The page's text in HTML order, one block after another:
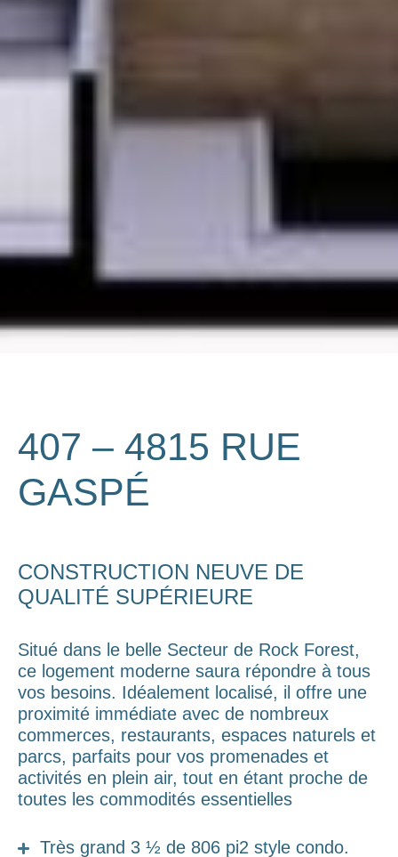
407 – 4815 RUE
GASPÉ
CONSTRUCTION NEUVE DE
QUALITÉ SUPÉRIEURE
Situé dans le belle Secteur de Rock Forest,
ce logement moderne saura répondre à tous
vos besoins. Idéalement localisé, il offre une
proximité immédiate avec de nombreux
commerces, restaurants, espaces naturels et
parcs, parfaits pour vos promenades et
activités en plein air, tout en étant proche de
toutes les commodités essentielles
Très grand 3 ½ de 806 pi2 style condo.